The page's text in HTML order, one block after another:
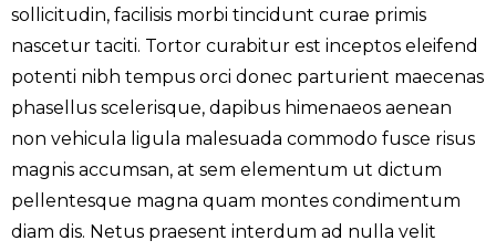
sollicitudin, facilisis morbi tincidunt curae primis
nascetur taciti. Tortor curabitur est inceptos eleifend
potenti nibh tempus orci donec parturient maecenas
phasellus scelerisque, dapibus himenaeos aenean
non vehicula ligula malesuada commodo fusce risus
magnis accumsan, at sem elementum ut dictum
pellentesque magna quam montes condimentum
diam dis. Netus praesent interdum ad nulla velit